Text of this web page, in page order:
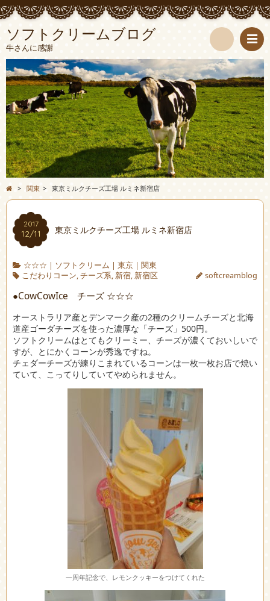
ソフトクリームブログ
牛さんに感謝
検
索
> 関東 > 東京ミルクチーズ工場 ルミネ新宿店
2017
12/11 東京ミルクチーズ工場 ルミネ新宿店
☆☆☆ | ソフトクリーム | 東京| 関東
こだわりコーン,チーズ系, 新宿, 新宿区 softcreamblog
●CowCowIce チーズ ☆☆☆
オーストラリア産とデンマーク産の2種のクリームチーズと北海
道産ゴーダチーズを使った濃厚な「チーズ」500円。
ソフトクリームはとてもクリーミー、チーズが濃くておいしいで
すが、とにかくコーンが秀逸ですね。
チェダーチーズが練りこまれているコーンは一枚一枚お店で焼い
ていて、こってりしていてやめられません。
一周年記念で、レモンクッキーをつけてくれた